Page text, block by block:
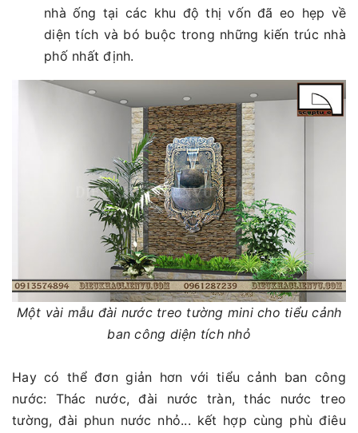
nhà ống tại các khu độ thị vốn đã eo hẹp về
diện tích và bó buộc trong những kiến trúc nhà
phố nhất định.
Một vài mẫu đài nước treo tường mini cho tiểu cảnh
ban công diện tích nhỏ
Hay có thể đơn giản hơn với tiểu cảnh ban công
nước: Thác nước, đài nước tràn, thác nước treo
tường, đài phun nước nhỏ... kết hợp cùng phù điêu